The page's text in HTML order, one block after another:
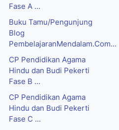
Fase A ...
Buku Tamu/Pengunjung
Blog
PembelajaranMendalam.Com...
CP Pendidikan Agama
Hindu dan Budi Pekerti
Fase B ...
CP Pendidikan Agama
Hindu dan Budi Pekerti
Fase C ...